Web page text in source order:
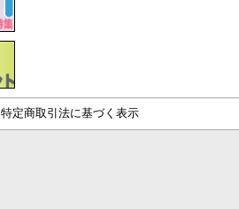
特定商取引法に基づく表示